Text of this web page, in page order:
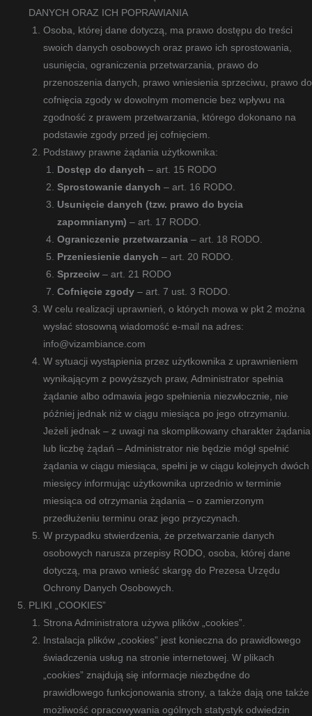
DANYCH ORAZ ICH POPRAWIANIA
Osoba, której dane dotyczą, ma prawo dostępu do treści
swoich danych osobowych oraz prawo ich sprostowania,
usunięcia, ograniczenia przetwarzania, prawo do
przenoszenia danych, prawo wniesienia sprzeciwu, prawo do
cofnięcia zgody w dowolnym momencie bez wpływu na
zgodność z prawem przetwarzania, którego dokonano na
podstawie zgody przed jej cofnięciem.
Podstawy prawne żądania użytkownika:
Dostęp do danych – art. 15 RODO
Sprostowanie danych – art. 16 RODO.
Usunięcie danych (tzw. prawo do bycia
zapomnianym) – art. 17 RODO.
Ograniczenie przetwarzania – art. 18 RODO.
Przeniesienie danych – art. 20 RODO.
Sprzeciw – art. 21 RODO
Cofnięcie zgody – art. 7 ust. 3 RODO.
W celu realizacji uprawnień, o których mowa w pkt 2 można
wysłać stosowną wiadomość e-mail na adres:
info@vizambiance.com
W sytuacji wystąpienia przez użytkownika z uprawnieniem
wynikającym z powyższych praw, Administrator spełnia
żądanie albo odmawia jego spełnienia niezwłocznie, nie
później jednak niż w ciągu miesiąca po jego otrzymaniu.
Jeżeli jednak – z uwagi na skomplikowany charakter żądania
lub liczbę żądań – Administrator nie będzie mógł spełnić
żądania w ciągu miesiąca, spełni je w ciągu kolejnych dwóch
miesięcy informując użytkownika uprzednio w terminie
miesiąca od otrzymania żądania – o zamierzonym
przedłużeniu terminu oraz jego przyczynach.
W przypadku stwierdzenia, że przetwarzanie danych
osobowych narusza przepisy RODO, osoba, której dane
dotyczą, ma prawo wnieść skargę do Prezesa Urzędu
Ochrony Danych Osobowych.
PLIKI „COOKIES”
Strona Administratora używa plików „cookies”.
Instalacja plików „cookies” jest konieczna do prawidłowego
świadczenia usług na stronie internetowej. W plikach
„cookies” znajdują się informacje niezbędne do
prawidłowego funkcjonowania strony, a także dają one także
możliwość opracowywania ogólnych statystyk odwiedzin